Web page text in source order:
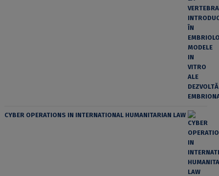
CYBER OPERATIONS IN INTERNATIONAL HUMANITARIAN LAW